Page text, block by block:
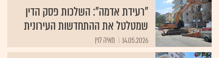
"רעידת אדמה": השלכות פסק הדין
שמטלטל את ההתחדשות העירונית
14.05.2026 מאיה לוין